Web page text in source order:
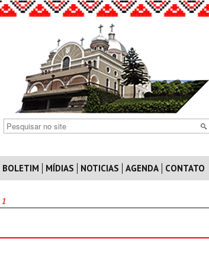
BOLETIM MÍDIAS NOTICIAS AGENDA CONTATO
1